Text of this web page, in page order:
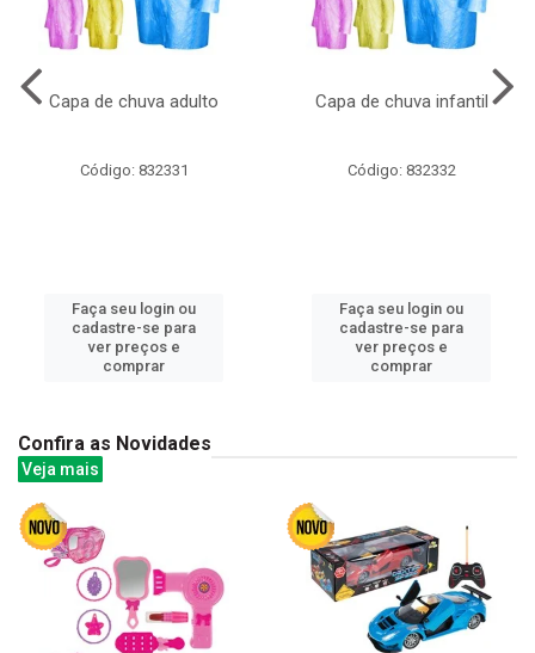
Capa de chuva adulto
Código: 832331
Faça seu login ou
cadastre-se para
ver preços e
comprar
Capa de chuva infantil
Código: 832332
Faça seu login ou
cadastre-se para
ver preços e
comprar
Confira as Novidades
Veja mais